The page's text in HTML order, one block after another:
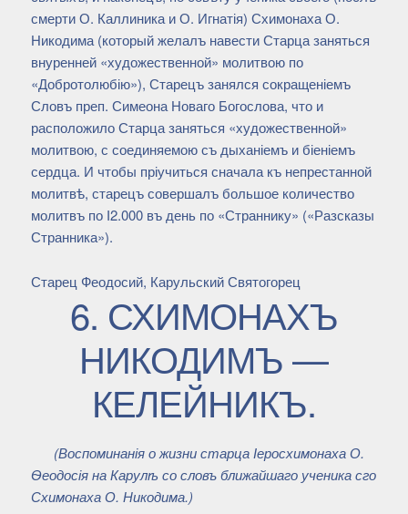
смерти О. Каллиника и О. Игнатія) Схимонаха О.
Никодима (который желалъ навести Старца заняться
внуренней «художественной» молитвою по
«Добротолюбію»), Старецъ занялся сокращеніемъ
Словъ преп. Симеона Новаго Богослова, что и
расположило Старца заняться «художественной»
молитвою, с соединяемою съ дыханіемъ и біеніемъ
сердца. И чтобы пріучиться сначала къ непрестанной
молитвѣ, старецъ совершалъ большое количество
молитвъ по І2.000 въ день по «Страннику» («Разсказы
Странника»).
Старец Феодосий, Карульский Святогорец
6. СХИМОНАХЪ
НИКОДИМЪ —
КЕЛЕЙНИКЪ.
(Воспоминанія о жизни старца Іеросхимонаха О.
Ѳеодосія на Карулѣ со словъ ближайшаго ученика сго
Схимонаха О. Никодима.)